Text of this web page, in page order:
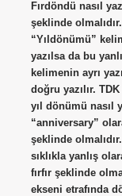
Fırdöndü nasıl
şeklinde
“Yıldönümü”
yazılsa da bu
kelimenin ayrı
doğru yazılır.
yıl dönümü nasıl
“anniversary”
şeklinde
sıklıkla yanlış
fırfır şeklinde
ekseni etrafında